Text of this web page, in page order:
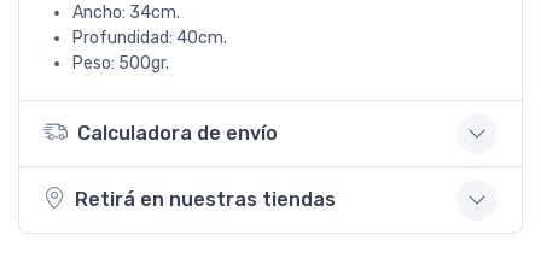
Ancho: 34cm.
Profundidad: 40cm.
Peso: 500gr.
Calculadora de envío
Retirá en nuestras tiendas